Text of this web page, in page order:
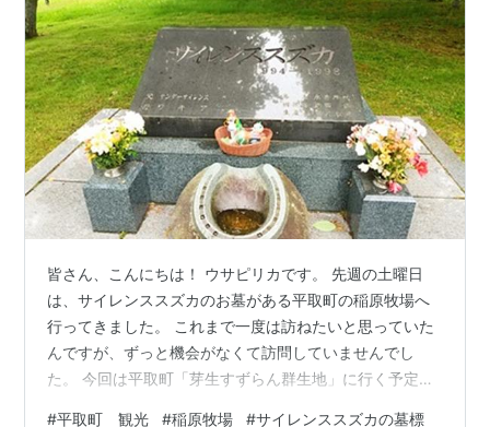
皆さん、こんにちは！ ウサピリカです。 先週の土曜日
は、サイレンススズカのお墓がある平取町の稲原牧場へ
行ってきました。 これまで一度は訪ねたいと思っていた
んですが、ずっと機会がなくて訪問していませんでし
た。 今回は平取町「芽生すずらん群生地」に行く予定が
#平取町 観光 #稲原牧場 #サイレンススズカの墓標